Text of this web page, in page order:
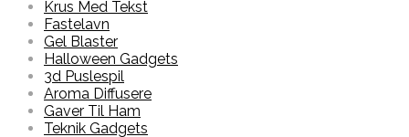
Krus Med Tekst
Fastelavn
Gel Blaster
Halloween Gadgets
3d Puslespil
Aroma Diffusere
Gaver Til Ham
Teknik Gadgets